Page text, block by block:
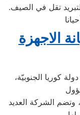
تقل في الصيف.
الاجهزة
كوريا الجنوبيّة،
وتضم الشركة العديد